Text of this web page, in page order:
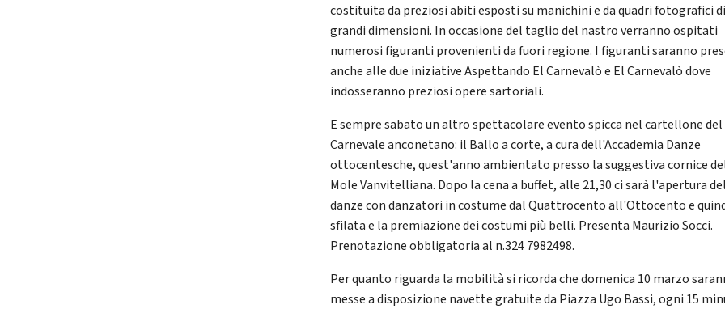
costituita da preziosi abiti esposti su manichini e da quadri fotografici
grandi dimensioni. In occasione del taglio del nastro verranno ospitati
numerosi figuranti provenienti da fuori regione. I figuranti saranno
anche alle due iniziative Aspettando El Carnevalò e El Carnevalò dove
indosseranno preziosi opere sartoriali.
E sempre sabato un altro spettacolare evento spicca nel cartellone del
Carnevale anconetano: il Ballo a corte, a cura dell'Accademia Danze
ottocentesche, quest'anno ambientato presso la suggestiva cornice
Mole Vanvitelliana. Dopo la cena a buffet, alle 21,30 ci sarà l'apertura
danze con danzatori in costume dal Quattrocento all'Ottocento e
sfilata e la premiazione dei costumi più belli. Presenta Maurizio Socci.
Prenotazione obbligatoria al n.324 7982498.
Per quanto riguarda la mobilità si ricorda che domenica 10 marzo
messe a disposizione navette gratuite da Piazza Ugo Bassi, ogni 15